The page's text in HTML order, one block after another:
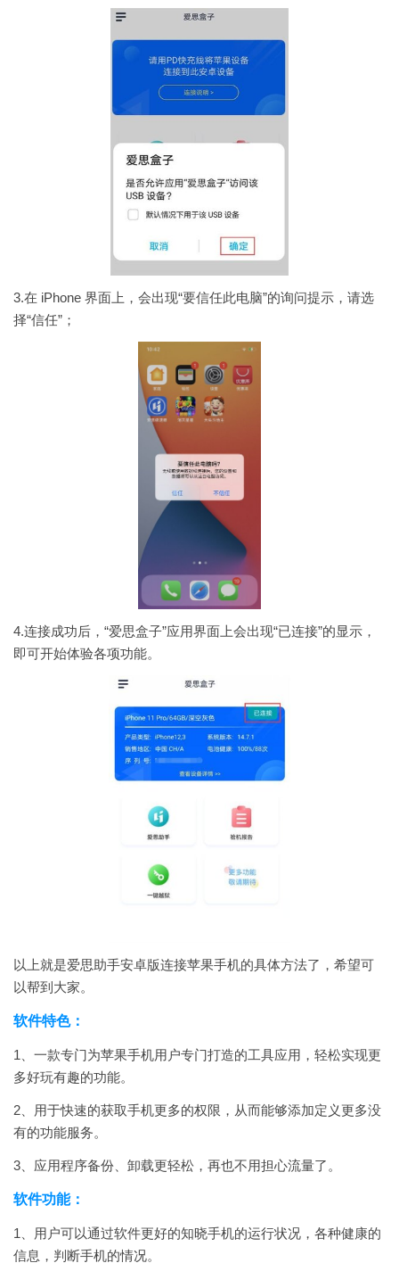
3.在 iPhone 界面上，会出现“要信任此电脑”的询问提示，请选
择“信任”；
4.连接成功后，“爱思盒子”应用界面上会出现“已连接”的显示，
即可开始体验各项功能。
以上就是爱思助手安卓版连接苹果手机的具体方法了，希望可
以帮到大家。
软件特色：
1、一款专门为苹果手机用户专门打造的工具应用，轻松实现更
多好玩有趣的功能。
2、用于快速的获取手机更多的权限，从而能够添加定义更多没
有的功能服务。
3、应用程序备份、卸载更轻松，再也不用担心流量了。
软件功能：
1、用户可以通过软件更好的知晓手机的运行状况，各种健康的
信息，判断手机的情况。